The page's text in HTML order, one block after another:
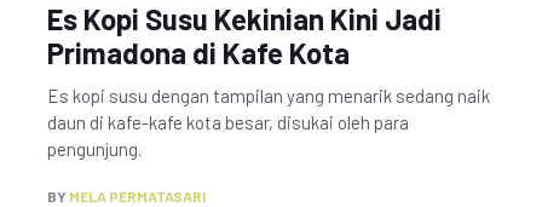
Es Kopi Susu Kekinian Kini Jadi
Primadona di Kafe Kota
Es kopi susu dengan tampilan yang menarik sedang naik
daun di kafe-kafe kota besar, disukai oleh para
pengunjung.
BY MELA PERMATASARI